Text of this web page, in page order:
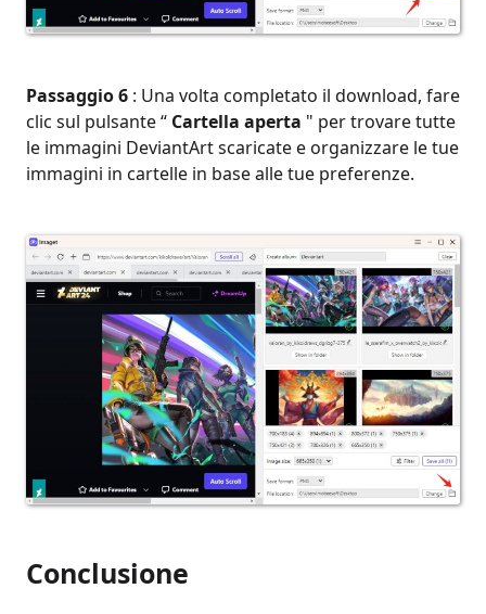
Passaggio 6 : Una volta completato il download, fare
clic sul pulsante “ Cartella aperta " per trovare tutte
le immagini DeviantArt scaricate e organizzare le tue
immagini in cartelle in base alle tue preferenze.
Conclusione